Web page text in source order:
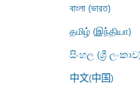
বাংলা (ভারত)
தமிழ் (இந்தியா)
සිංහල (ශ්‍රී
中文(中国)